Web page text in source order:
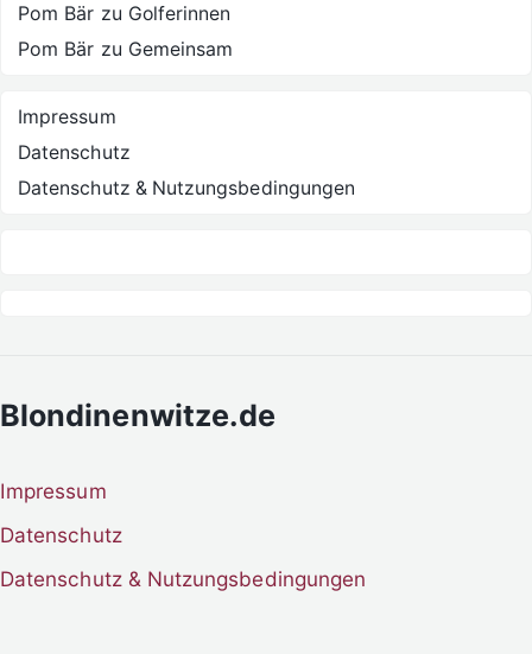
Pom Bär zu Golferinnen
Pom Bär zu Gemeinsam
Impressum
Datenschutz
Datenschutz & Nutzungsbedingungen
Blondinenwitze.de
Impressum
Datenschutz
Datenschutz & Nutzungsbedingungen